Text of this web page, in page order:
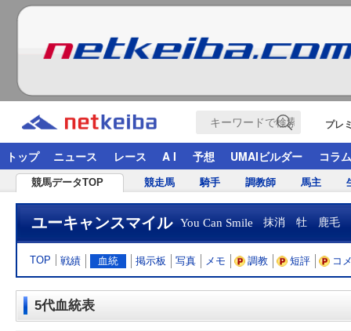
プレ
トップ ニュース レース A I 予想 UMAIビルダー コラム
競馬データTOP 競走馬 騎手 調教師 馬主
ユーキャンスマイル You Can Smile 抹消 牡 鹿毛
TOP 戦績 血統 掲示板 写真 メモ 調教 短評 コ
5代血統表